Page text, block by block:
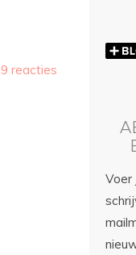
9 reacties
Voer